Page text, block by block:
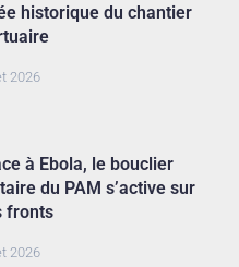
2026
historique du chantier
2026
à Ebola, le bouclier
du PAM s’active sur
fronts